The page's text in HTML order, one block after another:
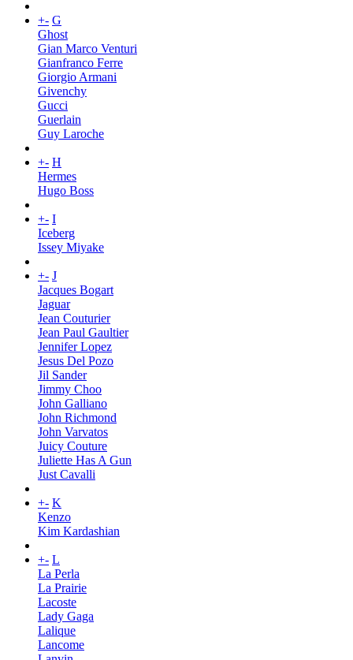
+- G
Ghost
Gian Marco Venturi
Gianfranco Ferre
Giorgio Armani
Givenchy
Gucci
Guerlain
Guy Laroche
+- H
Hermes
Hugo Boss
+- I
Iceberg
Issey Miyake
+- J
Jacques Bogart
Jaguar
Jean Couturier
Jean Paul Gaultier
Jennifer Lopez
Jesus Del Pozo
Jil Sander
Jimmy Choo
John Galliano
John Richmond
John Varvatos
Juicy Couture
Juliette Has A Gun
Just Cavalli
+- K
Kenzo
Kim Kardashian
+- L
La Perla
La Prairie
Lacoste
Lady Gaga
Lalique
Lancome